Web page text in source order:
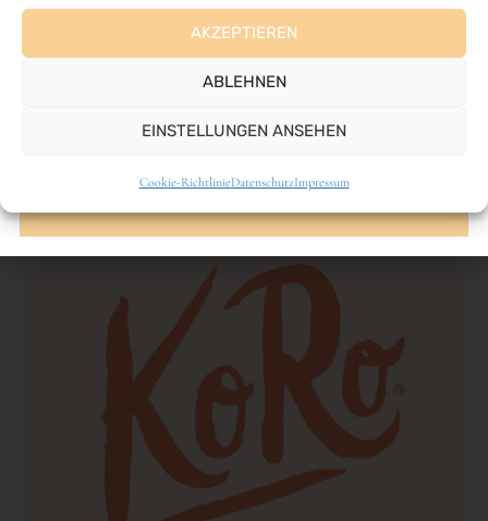
AKZEPTIEREN
ABLEHNEN
EINSTELLUNGEN ANSEHEN
Cookie-RichtlinieDatenschutzImpressum